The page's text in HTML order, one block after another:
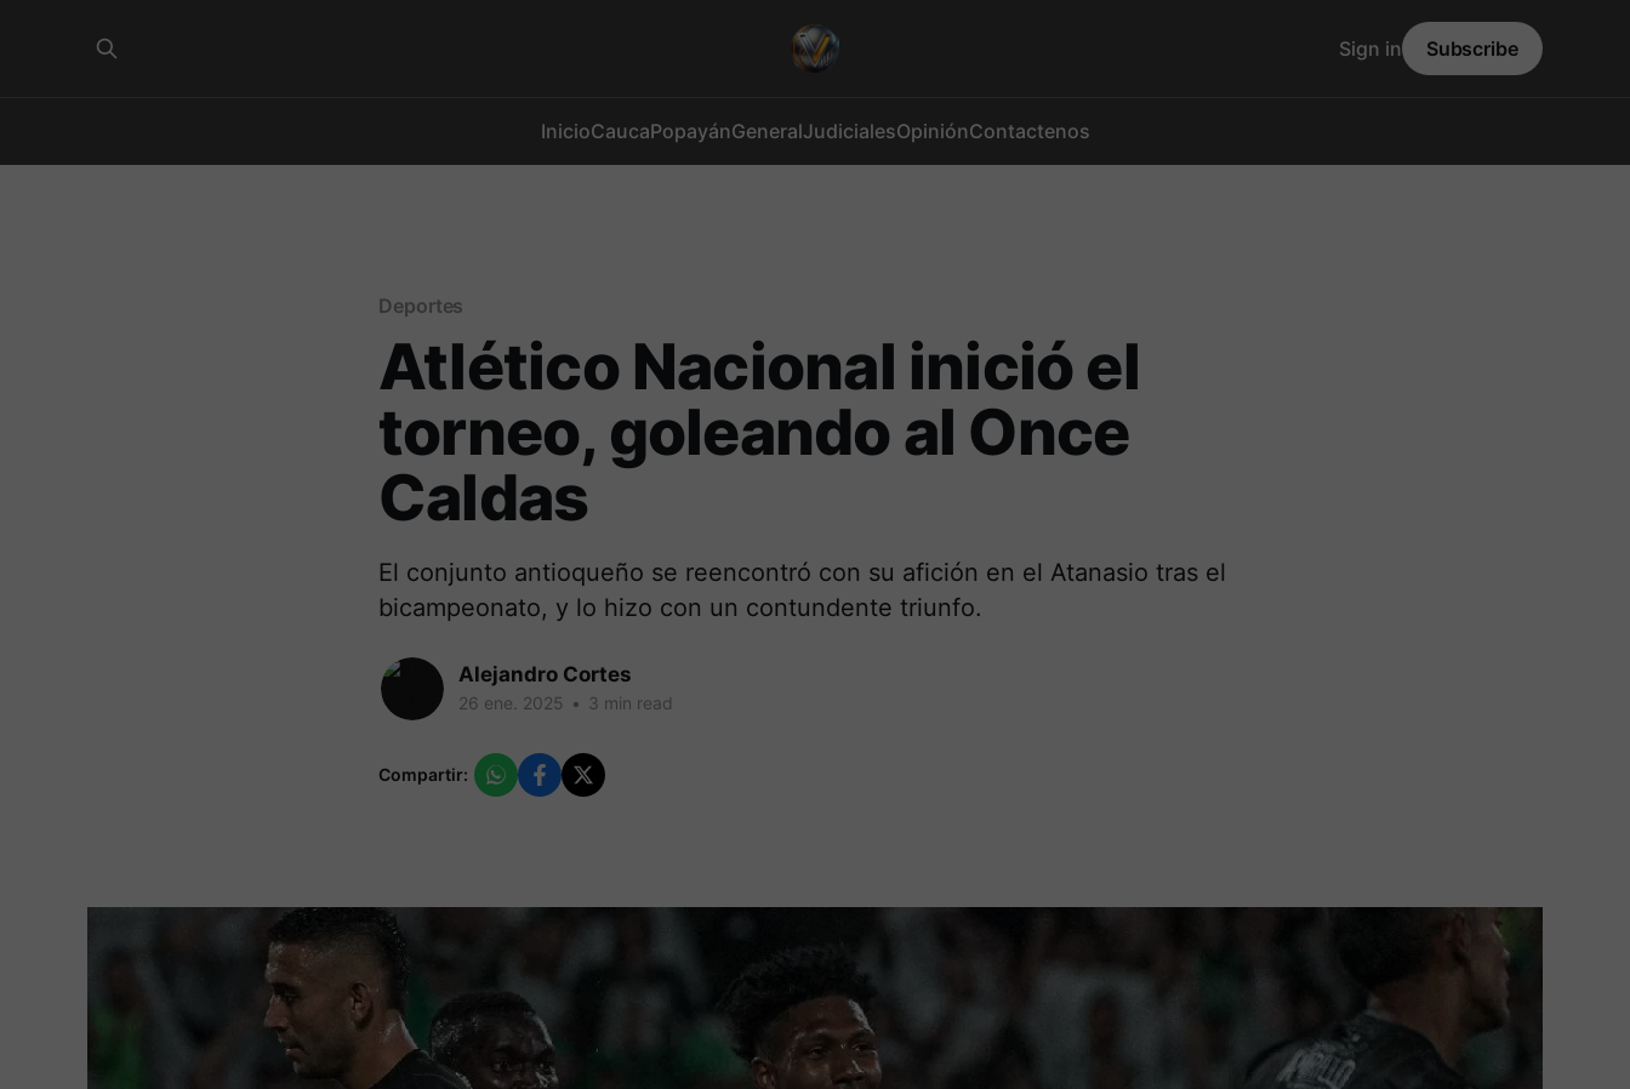
InicioCaucaPopayánGeneralJudicialesOpiniónContactenos
Sign in Subscribe
Deportes
Atlético Nacional inició el
torneo, goleando al Once
Caldas
El conjunto antioqueño se reencontró con su afición en el Atanasio tras el
bicampeonato, y lo hizo con un contundente triunfo.
Alejandro Cortes
26 ene. 2025 • 3 min read
Compartir: